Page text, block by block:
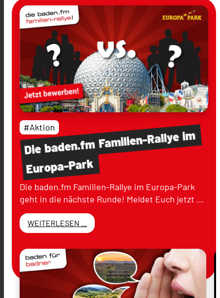
Diebaden.fmFamilien-Rallyeim
Europa-Park
#Aktion
Die baden.fm Familien-Rallye im Europa-Park
geht in die nächste Runde! Meldet Euch jetzt …
WEITERLESEN ...